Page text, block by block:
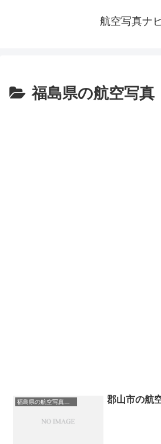
航空写真ナ
福島県の航空写真
郡山市の航